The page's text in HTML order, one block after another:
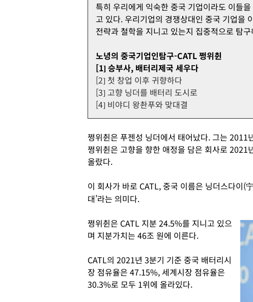
특히 우리에게 익숙한 중국 기업이라도 이들
고 있다. 우리기업의 경쟁상대인 중국 기업을
전략과 철학을 지니고 있는지 집중적으로 탐
노녕의 중국기업인탐구-CATL 쩡위췬
[1] 승부사, 배터리제국 세우다
[2] 첫 창업 이후 귀향하다
[3] 고향 닝더를 배터리 도시로
[4] 비야디 왕촨푸와 맞대결
쩡위췬은 푸젠성 닝더에서 태어났다. 그는 2011
쩡위췬은 고향을 향한 애정을 담은 회사로 2021
올랐다.
이 회사가 바로 CATL, 중국 이름은 닝더스다이(
대’라는 의미다.
쩡위췬은 CATL 지분 24.5%를 지니고 있으
며 지분가치는 46조 원에 이른다.
CATL의 2021년 3분기 기준 중국 배터리시
장 점유율은 47.15%, 세계시장 점유율은
30.3%로 모두 1위에 올라있다.